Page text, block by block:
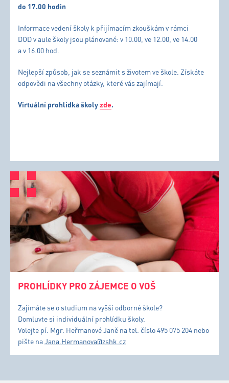
do 17.00 hodin
Informace vedení školy k přijímacím zkouškám v rámci
DOD v aule školy jsou plánované: v 10.00, ve 12.00, ve 14.00
a v 16.00 hod.
Nejlepší způsob, jak se seznámit s životem ve škole. Získáte
odpovědi na všechny otázky, které vás zajímají.
Virtuální prohlídka školyzde.
PROHLÍDKY PRO ZÁJEMCE O VOŠ
Zajímáte se o studium na vyšší odborné škole?
Domluvte si individuální prohlídku školy.
Volejte pí. Mgr. Heřmanové Janě na tel. číslo 495 075 204 nebo
pište naJana.Hermanova@zshk.cz